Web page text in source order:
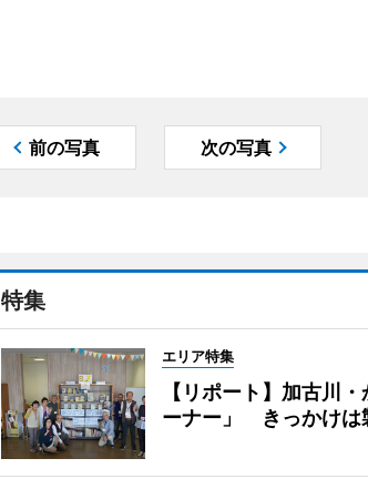
前の写真 次の写真
特集
エリア特集
【リポート】加古川
ーナー」 きっかけは